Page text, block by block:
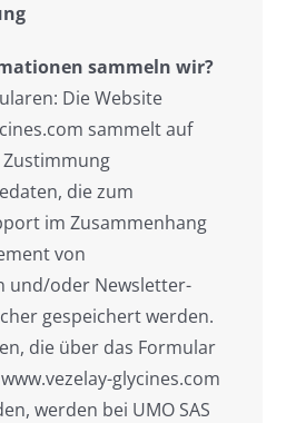
sammeln wir?
Die Website
sammelt auf
die zum
im Zusammenhang
von
und/oder Newsletter-
gespeichert werden.
die über das Formular
glycines.com
werden bei UMO SAS